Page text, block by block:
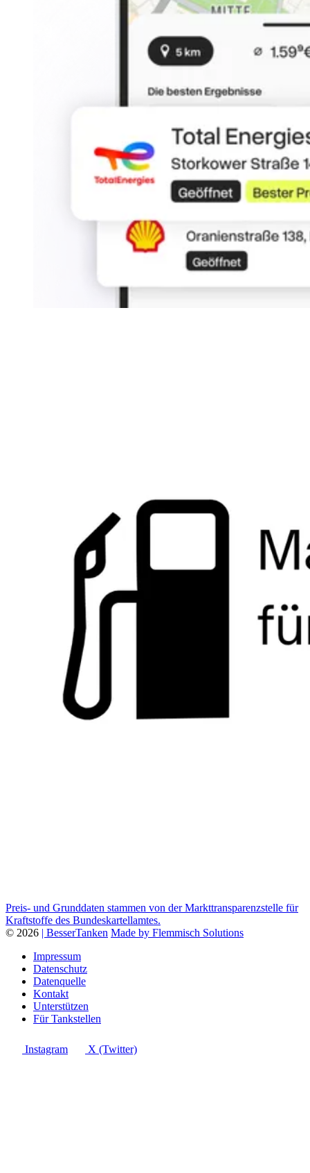
Preis- und Grunddaten stammen von der Markttransparenzstelle für
Kraftstoffe des Bundeskartellamtes.
© 2026 | BesserTanken Made by Flemmisch Solutions
Impressum
Datenschutz
Datenquelle
Kontakt
Unterstützen
Für Tankstellen
Instagram X (Twitter)